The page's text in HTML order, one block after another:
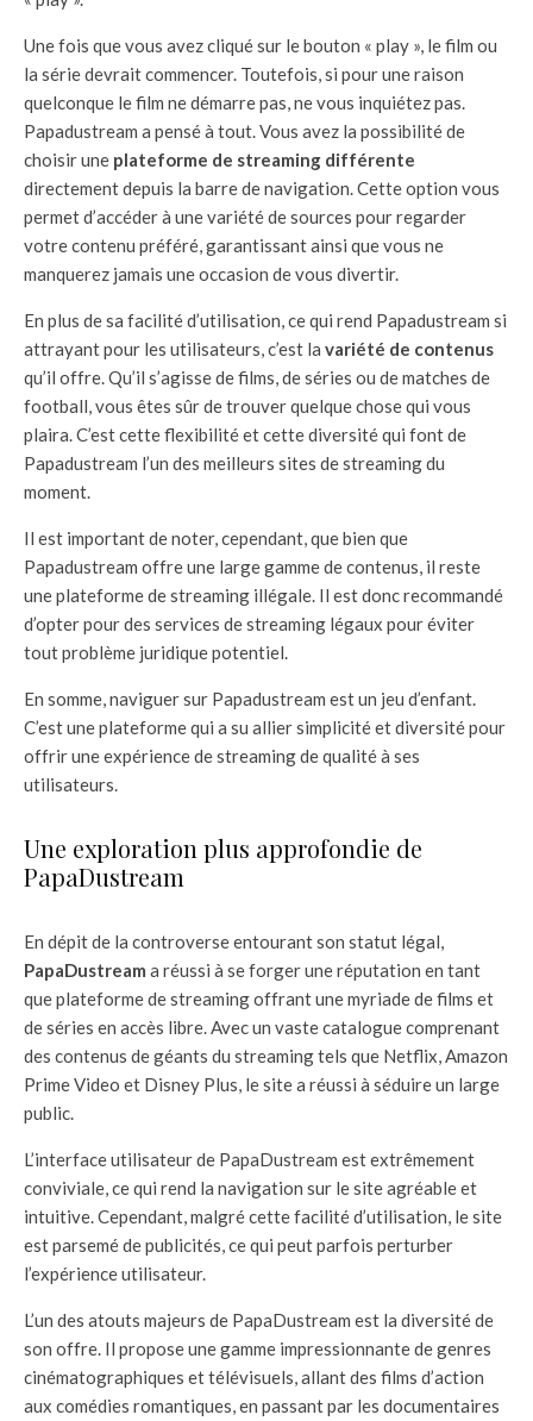
Une fois que vous avez cliqué sur le bouton « play », le film ou
la série devrait commencer. Toutefois, si pour une raison
quelconque le film ne démarre pas, ne vous inquiétez pas.
Papadustream a pensé à tout. Vous avez la possibilité de
choisir une plateforme de streaming différente
directement depuis la barre de navigation. Cette option vous
permet d’accéder à une variété de sources pour regarder
votre contenu préféré, garantissant ainsi que vous ne
manquerez jamais une occasion de vous divertir.
En plus de sa facilité d’utilisation, ce qui rend Papadustream si
attrayant pour les utilisateurs, c’est la variété de contenus
qu’il offre. Qu’il s’agisse de films, de séries ou de matches de
football, vous êtes sûr de trouver quelque chose qui vous
plaira. C’est cette flexibilité et cette diversité qui font de
Papadustream l’un des meilleurs sites de streaming du
moment.
Il est important de noter, cependant, que bien que
Papadustream offre une large gamme de contenus, il reste
une plateforme de streaming illégale. Il est donc recommandé
d’opter pour des services de streaming légaux pour éviter
tout problème juridique potentiel.
En somme, naviguer sur Papadustream est un jeu d’enfant.
C’est une plateforme qui a su allier simplicité et diversité pour
offrir une expérience de streaming de qualité à ses
utilisateurs.
Une exploration plus approfondie de
PapaDustream
En dépit de la controverse entourant son statut légal,
PapaDustream a réussi à se forger une réputation en tant
que plateforme de streaming offrant une myriade de films et
de séries en accès libre. Avec un vaste catalogue comprenant
des contenus de géants du streaming tels que Netflix, Amazon
Prime Video et Disney Plus, le site a réussi à séduire un large
public.
L’interface utilisateur de PapaDustream est extrêmement
conviviale, ce qui rend la navigation sur le site agréable et
intuitive. Cependant, malgré cette facilité d’utilisation, le site
est parsemé de publicités, ce qui peut parfois perturber
l’expérience utilisateur.
L’un des atouts majeurs de PapaDustream est la diversité de
son offre. Il propose une gamme impressionnante de genres
cinématographiques et télévisuels, allant des films d’action
aux comédies romantiques, en passant par les documentaires